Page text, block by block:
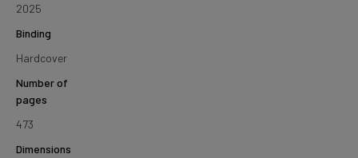
2025
Binding
Hardcover
Number of
pages
473
Dimensions